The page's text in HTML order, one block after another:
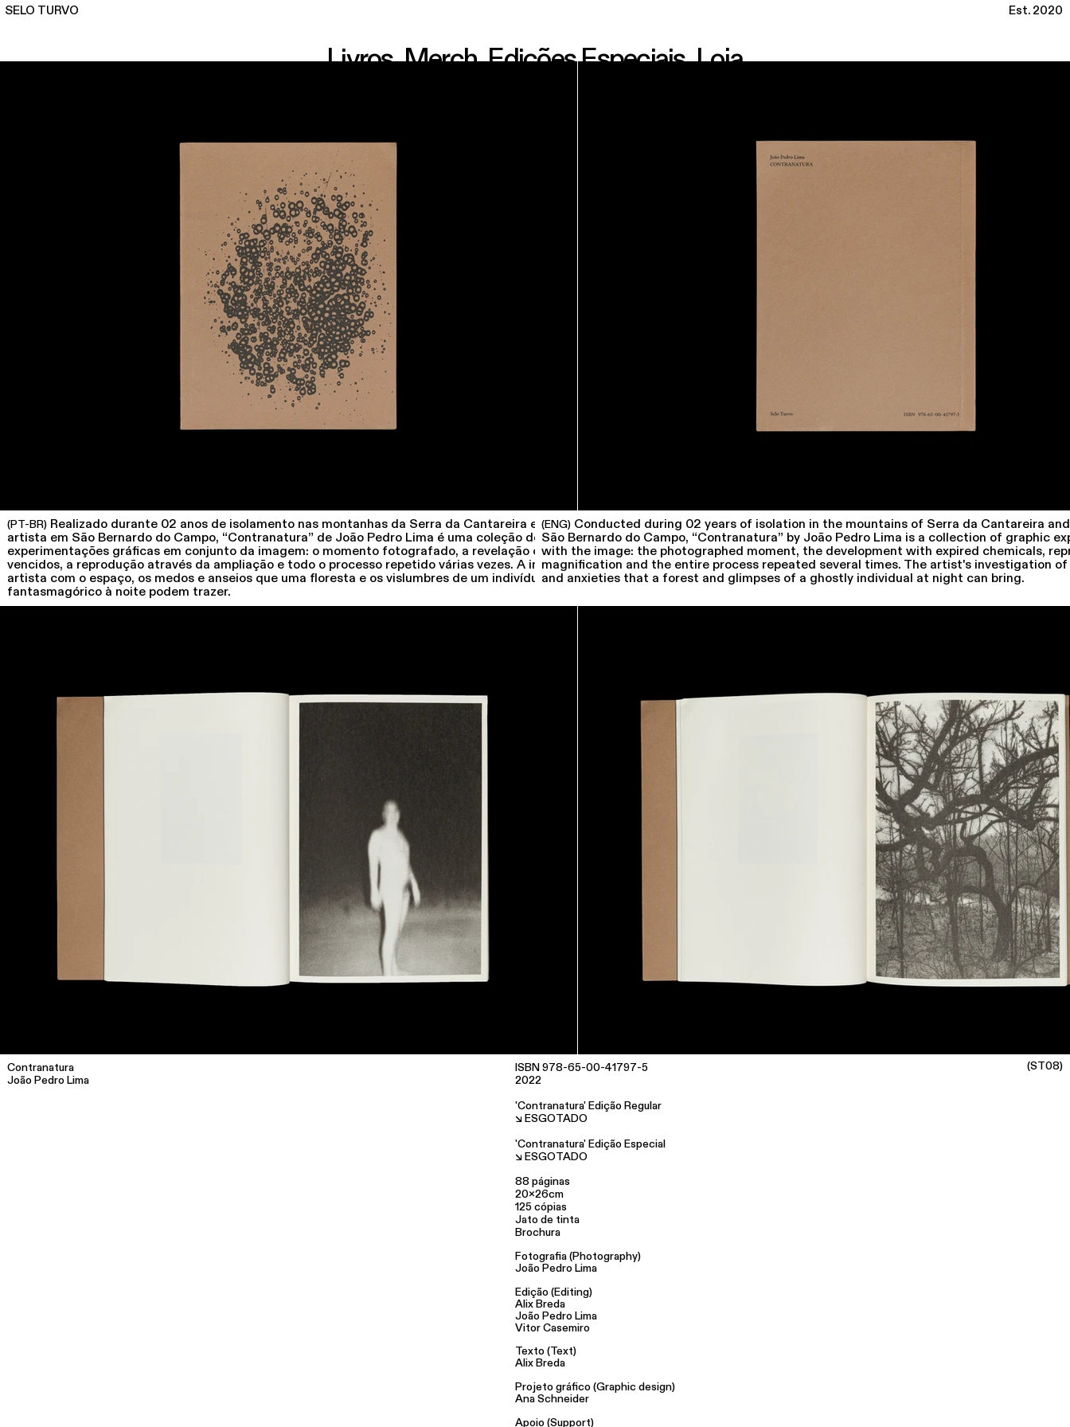
SELO TURVO Est. 2020
Livros,Merch,Edições Especiais,Loja
(PT-BR) Realizado durante 02 anos de isolamento nas montanhas da Serra da Cantareira e no estúdio do
artista em São Bernardo do Campo, “Contranatura” de João Pedro Lima é uma coleção de
experimentações gráficas em conjunto da imagem: o momento fotografado, a revelação com químicos
vencidos, a reprodução através da ampliação e todo o processo repetido várias vezes. A investigação do
artista com o espaço, os medos e anseios que uma floresta e os vislumbres de um indivíduo
fantasmagórico à noite podem trazer.
(ENG) Conducted during 02 years of isolation in the mountains of Serra da Cantareira
São Bernardo do Campo, “Contranatura” by João Pedro Lima is a collection of graphic
with the image: the photographed moment, the development with expired chemicals,
magnification and the entire process repeated several times. The artist's investigation
and anxieties that a forest and glimpses of a ghostly individual at night can bring.
Contranatura
João Pedro Lima
ISBN 978-65-00-41797-5
2022
​'Contranatura' Edição Regular
↘ ESGOTADO
​'Contranatura' Edição Especial
↘ ESGOTADO
​88páginas
20x26cm
125 cópias
Jato de tinta
Brochura
Fotografia (Photography)
João Pedro Lima
Edição (Editing)
Alix Breda
João Pedro Lima
Vitor Casemiro
Texto (Text)
Alix Breda
Projeto gráfico (Graphic design)
Ana Schneider
Apoio (Support)
(ST08)